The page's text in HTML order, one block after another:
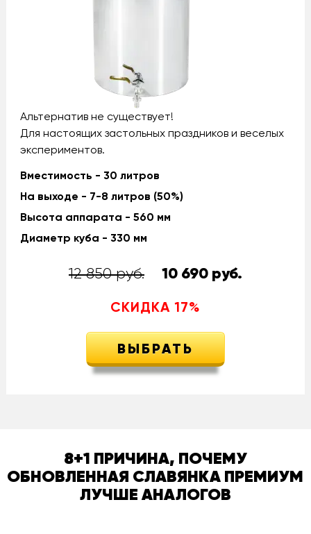
Альтернатив не существует!
Для настоящих застольных праздников и веселых
экспериментов.
Вместимость - 30 литров
На выходе - 7-8 литров (50%)
Высота аппарата - 560 мм
Диаметр куба - 330 мм
12 850 руб. 10 690руб.
СКИДКА 17%
ВЫБРАТЬ
8+1 ПРИЧИНА, ПОЧЕМУ
ОБНОВЛЕННАЯ СЛАВЯНКА ПРЕМИУМ
ЛУЧШЕ АНАЛОГОВ